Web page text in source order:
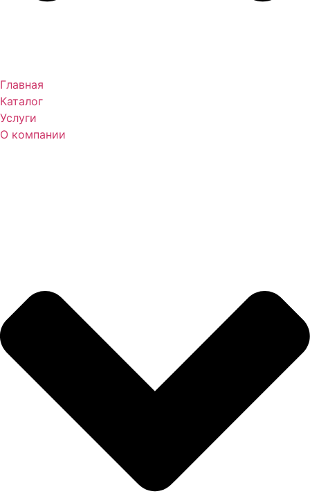
Главная
Каталог
Услуги
О компании